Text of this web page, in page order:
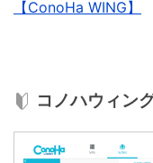
【ConoHa WING】
コノハウィン